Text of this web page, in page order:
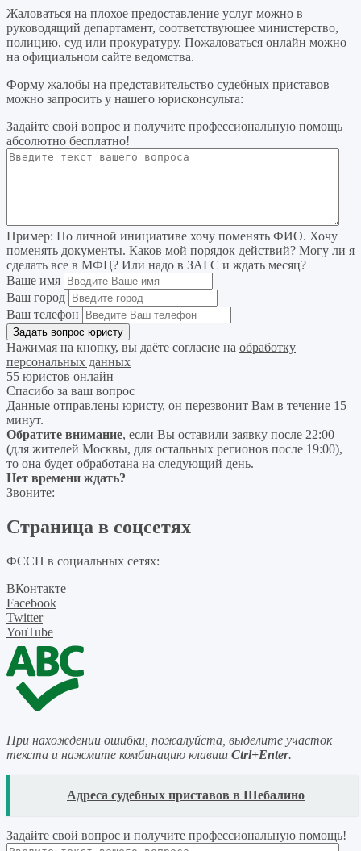
Жаловаться на плохое предоставление услуг можно в
руководящий департамент, соответствующее министерство,
полицию, суд или прокуратуру. Пожаловаться онлайн можно
на официальном сайте ведомства.
Форму жалобы на представительство судебных приставов
можно запросить у нашего юрисконсульта:
Задайте свой вопрос и получите профессиональную помощь
абсолютно бесплатно!
Пример: По личной инициативе хочу поменять ФИО. Хочу
поменять документы. Каков мой порядок действий? Могу ли я
сделать все в МФЦ? Или надо в ЗАГС и ждать месяц?
Ваше имя
Ваш город
Ваш телефон
Нажимая на кнопку, вы даёте согласие на обработку
персональных данных
55 юристов онлайн
Спасибо за ваш вопрос
Данные отправлены юристу, он перезвонит Вам в течение 15
минут.
Обратите внимание, если Вы оставили заявку после 22:00
(для жителей Москвы, для остальных регионов после 19:00),
то она будет обработана на следующий день.
Нет времени ждать?
Звоните:
Страница в соцсетях
ФССП в социальных сетях:
ВКонтакте
Facebook
Twitter
YouTube
При нахождении ошибки, пожалуйста, выделите участок
текста и нажмите комбинацию клавиш Ctrl+Enter.
Адреса судебных приставов в Шебалино
Задайте свой вопрос и получите профессиональную помощь!